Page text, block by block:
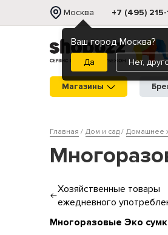
Москва
Ваш город Москва?
Нет,
+7 (495)
Магазины
Главная Дом и сад Домашнее
Хозяйственные товары
ежедневного
Многоразовые Эко